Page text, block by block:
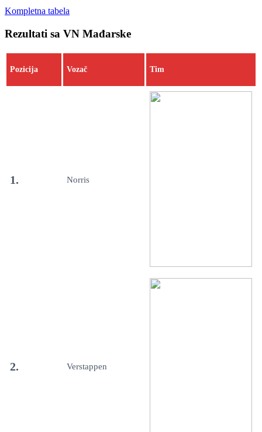
Kompletna tabela
Rezultati sa VN Mađarske
Pozicija Vozač Tim
1. Norris
2. Verstappen